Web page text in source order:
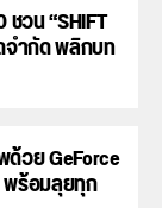
วน “SHIFT
จำกัด พลิกบท
วย GeForce
พร้อมลุยทุก